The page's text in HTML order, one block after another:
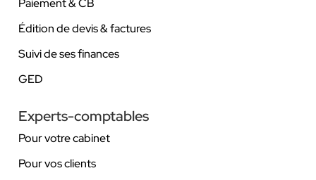
Paiement & CB
Édition de devis & factures
Suivi de ses finances
GED
Experts-comptables
Pour votre cabinet
Pour vos clients